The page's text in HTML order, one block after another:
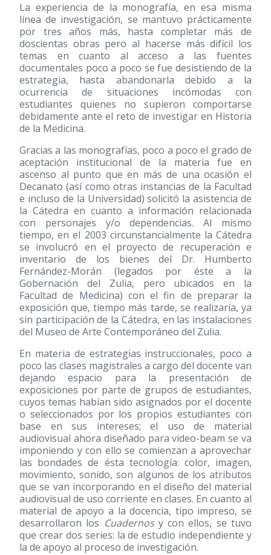
La experiencia de la monografía, en esa misma
línea de investigación, se mantuvo prácticamente
por tres años más, hasta completar más de
doscientas obras pero al hacerse más difícil los
temas en cuanto al acceso a las fuentes
documentales poco a poco se fue desistiendo de la
estrategia, hasta abandonarla debido a la
ocurrencia de situaciones incómodas con
estudiantes quienes no supieron comportarse
debidamente ante el reto de investigar en Historia
de la Medicina.
Gracias a las monografías, poco a poco el grado de
aceptación institucional de la materia fue en
ascenso al punto que en más de una ocasión el
Decanato (así como otras instancias de la Facultad
e incluso de la Universidad) solicitó la asistencia de
la Cátedra en cuanto a información relacionada
con personajes y/o dependencias. Al mismo
tiempo, en el 2003 circunstancialmente la Cátedra
se involucró en el proyecto de recuperación e
inventario de los bienes del Dr. Humberto
Fernández-Morán (legados por éste a la
Gobernación del Zulia, pero ubicados en la
Facultad de Medicina) con el fin de preparar la
exposición que, tiempo más tarde, se realizaría, ya
sin participación de la Cátedra, en las instalaciones
del Museo de Arte Contemporáneo del Zulia.
En materia de estrategias instruccionales, poco a
poco las clases magistrales a cargo del docente van
dejando espacio para la presentación de
exposiciones por parte de grupos de estudiantes,
cuyos temas habían sido asignados por el docente
o seleccionados por los propios estudiantes con
base en sus intereses; el uso de material
audiovisual ahora diseñado para video-beam se va
imponiendo y con ello se comienzan a aprovechar
las bondades de ésta tecnología: color, imagen,
movimiento, sonido, son algunos de los atributos
que se van incorporando en el diseño del material
audiovisual de uso corriente en clases. En cuanto al
material de apoyo a la docencia, tipo impreso, se
desarrollaron los Cuadernosy con ellos, se tuvo
que crear dos series: la de estudio independiente y
la de apoyo al proceso de investigación.